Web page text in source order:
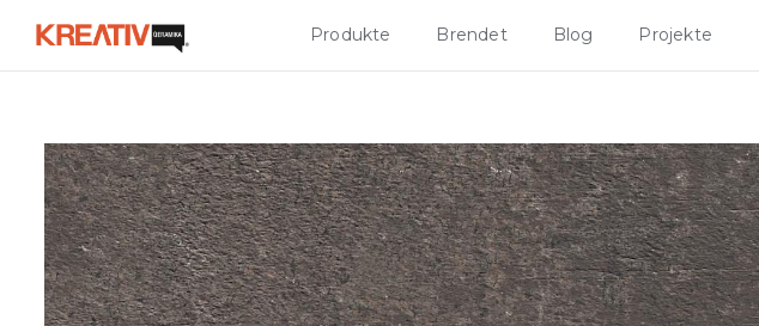
Produkte Brendet Blog Projekte